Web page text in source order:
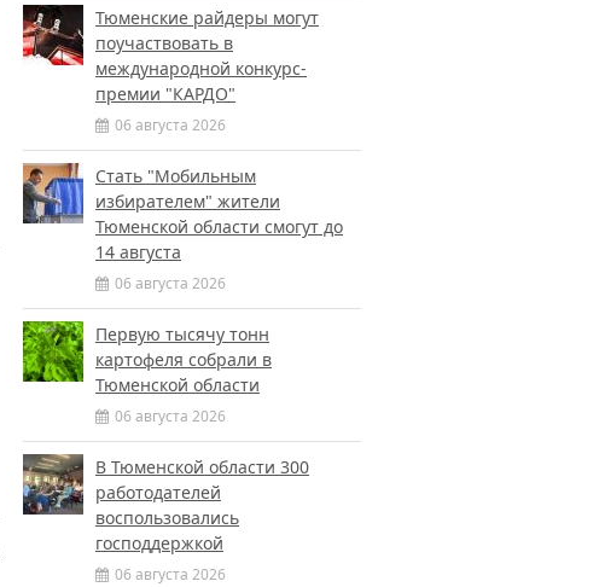
Тюменские райдеры могут
поучаствовать в
международной конкурс-
премии "КАРДО"
06 августа 2026
Стать "Мобильным
избирателем" жители
Тюменской области смогут до
14 августа
06 августа 2026
Первую тысячу тонн
картофеля собрали в
Тюменской области
06 августа 2026
В Тюменской области 300
работодателей
воспользовались
господдержкой
06 августа 2026